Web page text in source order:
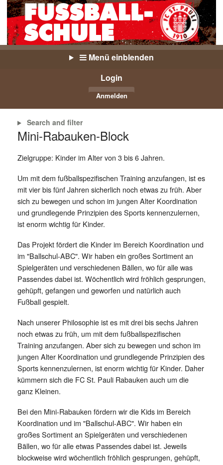
Menü einblenden
Login
Anmelden
Search and filter
Mini-Rabauken-Block
Zielgruppe: Kinder im Alter von 3 bis 6 Jahren.
Um mit dem fußballspezifischen Training anzufangen, ist es
mit vier bis fünf Jahren sicherlich noch etwas zu früh. Aber
sich zu bewegen und schon im jungen Alter Koordination
und grundlegende Prinzipien des Sports kennenzulernen,
ist enorm wichtig für Kinder.
Das Projekt fördert die Kinder im Bereich Koordination und
im "Ballschul-ABC". Wir haben ein großes Sortiment an
Spielgeräten und verschiedenen Bällen, wo für alle was
Passendes dabei ist. Wöchentlich wird fröhlich gesprungen,
gehüpft, gefangen und geworfen und natürlich auch
Fußball gespielt.
Nach unserer Philosophie ist es mit drei bis sechs Jahren
noch etwas zu früh, um mit dem fußballspezifischen
Training anzufangen. Aber sich zu bewegen und schon im
jungen Alter Koordination und grundlegende Prinzipien des
Sports kennenzulernen, ist enorm wichtig für Kinder. Daher
kümmern sich die FC St. Pauli Rabauken auch um die
ganz Kleinen.
Bei den Mini-Rabauken fördern wir die Kids im Bereich
Koordination und im "Ballschul-ABC". Wir haben ein
großes Sortiment an Spielgeräten und verschiedenen
Bällen, wo für alle etwas Passendes dabei ist. Jeweils
blockweise wird wöchentlich fröhlich gesprungen, gehüpft,